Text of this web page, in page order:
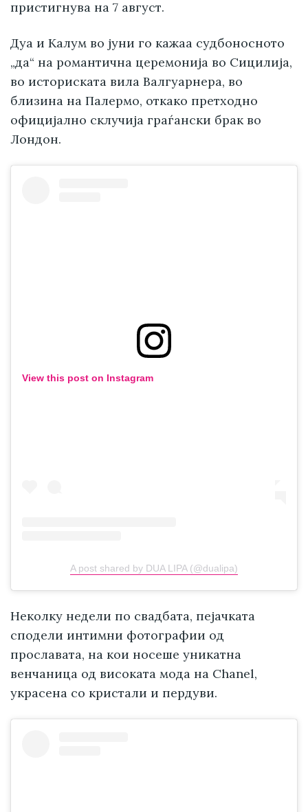
пристигнува на 7 август.
Дуа и Калум во јуни го кажаа судбоносното
„да“ на романтична церемонија во Сицилија,
во историската вила Валгуарнера, во
близина на Палермо, откако претходно
официјално склучија граѓански брак во
Лондон.
View this post on Instagram
A post shared by DUA LIPA (@dualipa)
Неколку недели по свадбата, пејачката
сподели интимни фотографии од
прославата, на кои носеше уникатна
венчаница од високата мода на Chanel,
украсена со кристали и пердуви.